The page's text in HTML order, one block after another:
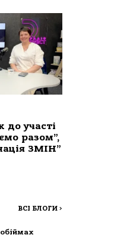
до участі
разом”,
ЗМІН”
ВСІ БЛОГИ >